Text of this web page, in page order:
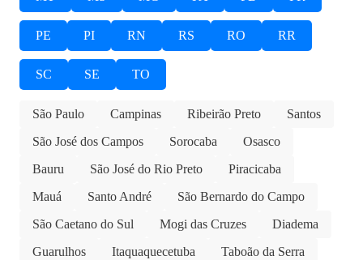
PE PI RN RS RO RR
SC SE TO
São Paulo Campinas Ribeirão Preto
Santos
São José dos Campos
Sorocaba
Osasco
Bauru
São José do Rio Preto
Piracicaba
Mauá
Santo André
São Bernardo do Campo
São Caetano do Sul
Mogi das Cruzes
Diadema
Guarulhos
Itaquaquecetuba
Taboão da Serra